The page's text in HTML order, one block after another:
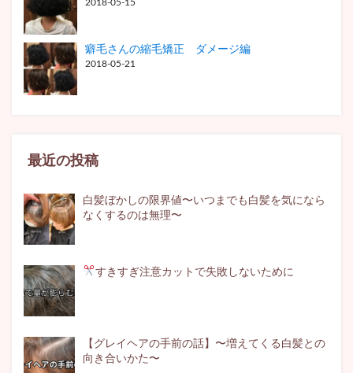
2018-05-15
癖毛さんの縮毛矯正 ダメージ編
2018-05-21
最近の投稿
白髪ぼかしの限界値〜いつまでも白髪を気になら
なくするのは無理〜
すきすぎ注意カットで失敗しないために
【グレイヘアの手前の話】〜増えてくる白髪との
向き合いかた〜